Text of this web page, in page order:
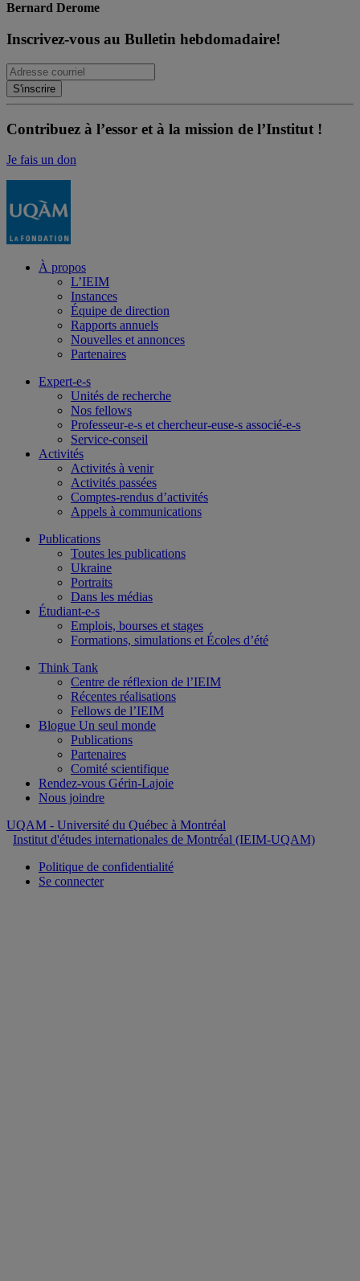
Bernard Derome
Inscrivez-vous au Bulletin hebdomadaire!
Contribuez à l’essor et à la mission de l’Institut !
Je fais un don
À propos
L’IEIM
Instances
Équipe de direction
Rapports annuels
Nouvelles et annonces
Partenaires
Expert-e-s
Unités de recherche
Nos fellows
Professeur-e-s et chercheur-euse-s associé-e-s
Service-conseil
Activités
Activités à venir
Activités passées
Comptes-rendus d’activités
Appels à communications
Publications
Toutes les publications
Ukraine
Portraits
Dans les médias
Étudiant-e-s
Emplois, bourses et stages
Formations, simulations et Écoles d’été
Think Tank
Centre de réflexion de l’IEIM
Récentes réalisations
Fellows de l’IEIM
Blogue Un seul monde
Publications
Partenaires
Comité scientifique
Rendez-vous Gérin-Lajoie
Nous joindre
UQAM - Université du Québec à Montréal
Institut d'études internationales de Montréal (IEIM-UQAM)
Politique de confidentialité
Se connecter